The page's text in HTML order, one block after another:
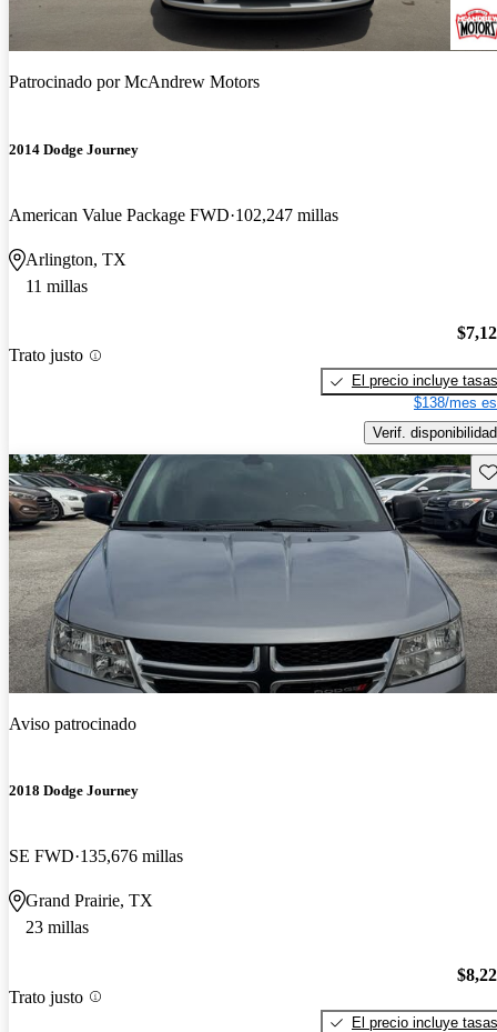
Patrocinado porMcAndrew Motors
2014 Dodge Journey
American Value Package FWD 102,247 millas
Arlington, TX
11 millas
Trato justo
El precio incluye tasas
$138/mes
Verif. disponibilidad
Aviso patrocinado
2018 Dodge Journey
SE FWD 135,676 millas
Grand Prairie, TX
23 millas
Trato justo
El precio incluye tasas